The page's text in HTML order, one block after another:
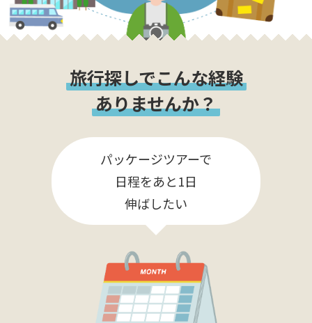
旅行探しでこんな経験
ありませんか？
パッケージツアーで
日程をあと1日
伸ばしたい